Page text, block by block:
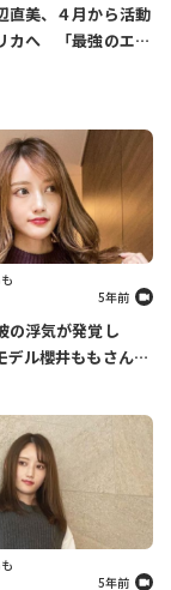
直美、４月から活動
カへ 「最強のエン
なれるように」
5年前
の浮気が発覚し
ル櫻井ももさんが
5年前